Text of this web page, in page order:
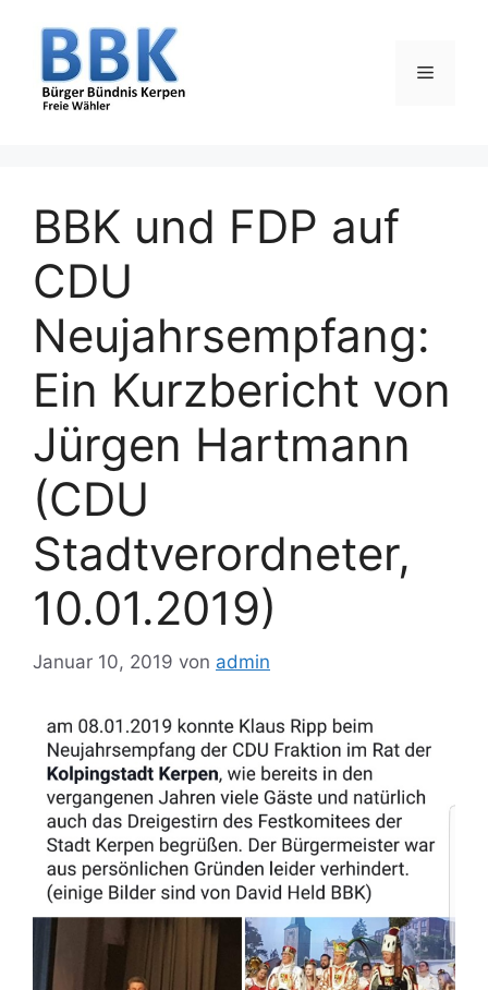
springen
Menü
BBK und FDP auf
CDU
Neujahrsempfang:
Ein Kurzbericht von
Jürgen Hartmann
(CDU
Stadtverordneter,
10.01.2019)
Januar 10, 2019 von admin